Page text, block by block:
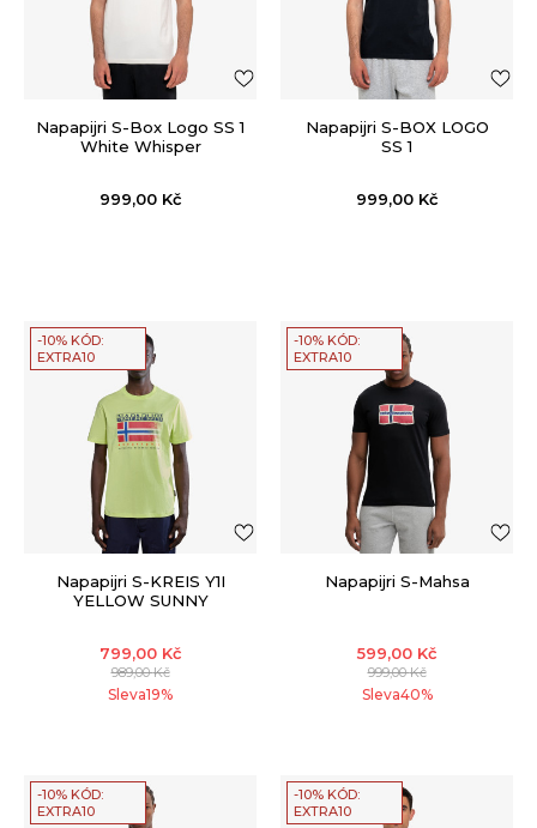
Napapijri S-Box Logo SS 1
White Whisper
999,00 Kč
Napapijri S-BOX LOGO
SS 1
999,00 Kč
-10% KÓD:
EXTRA10
Napapijri S-KREIS Y1I
YELLOW SUNNY
799,00 Kč
989,00Kč
Sleva19%
-10% KÓD:
EXTRA10
Napapijri S-Mahsa
599,00 Kč
999,00Kč
Sleva40%
-10% KÓD:
EXTRA10
-10% KÓD:
EXTRA10